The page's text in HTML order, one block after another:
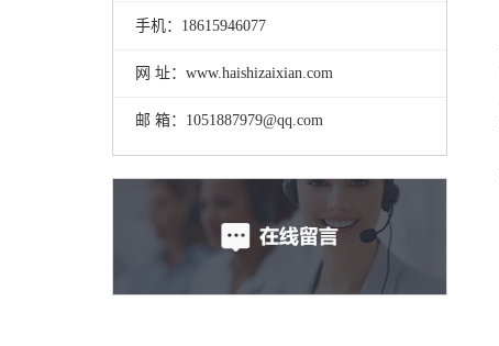
手机：18615946077
网 址：www.haishizaixian.com
邮 箱：1051887979@qq.com